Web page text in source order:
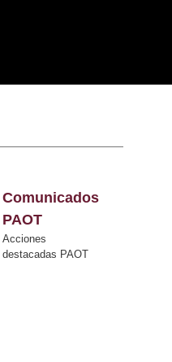
Comunicados
PAOT
Acciones
destacadas PAOT